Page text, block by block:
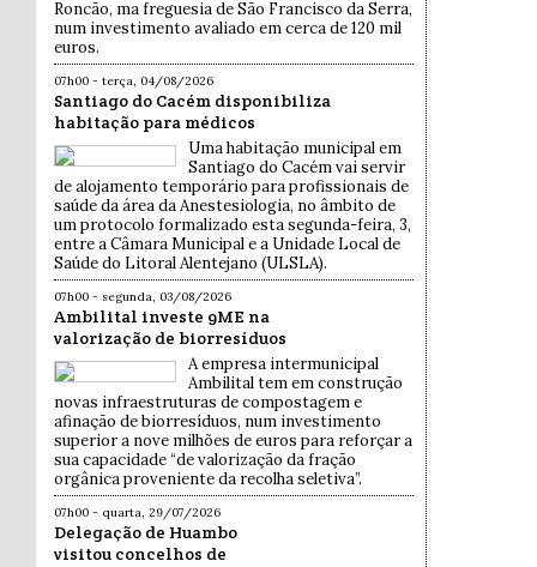
Roncão, ma freguesia de São Francisco da Serra,
num investimento avaliado em cerca de 120 mil
euros.
07h00 - terça, 04/08/2026
Santiago do Cacém disponibiliza
habitação para médicos
Uma habitação municipal em
Santiago do Cacém vai servir
de alojamento temporário para profissionais de
saúde da área da Anestesiologia, no âmbito de
um protocolo formalizado esta segunda-feira, 3,
entre a Câmara Municipal e a Unidade Local de
Saúde do Litoral Alentejano (ULSLA).
07h00 - segunda, 03/08/2026
Ambilital investe 9ME na
valorização de biorresíduos
A empresa intermunicipal
Ambilital tem em construção
novas infraestruturas de compostagem e
afinação de biorresíduos, num investimento
superior a nove milhões de euros para reforçar a
sua capacidade “de valorização da fração
orgânica proveniente da recolha seletiva”.
07h00 - quarta, 29/07/2026
Delegação de Huambo
visitou concelhos de